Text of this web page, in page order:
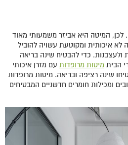
לכן, המיטה היא אביזר משמעותי מאוד
לא איכותית ומקוטעת עשויה להוביל
ולעצבנות. כדי להבטיח שינה בריאה
הבית מיטות מרופדות עם מזרן איכותי
שינה רציפה ובריאה. מיטות מרופדות
ומכילות חומרים חדשניים המבטיחים